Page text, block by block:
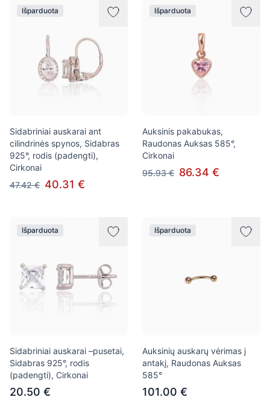
Išparduota
Sidabriniai auskarai ant
cilindrinės spynos, Sidabras
925°, rodis (padengti),
Cirkonai
47.42 € 40.31 €
Išparduota
Auksinis pakabukas,
Raudonas Auksas 585°,
Cirkonai
95.93 € 86.34 €
Išparduota
Sidabriniai auskarai –pusetai,
Sidabras 925°, rodis
(padengti), Cirkonai
20.50 €
Išparduota
Auksinių auskarų vėrimas į
antakį, Raudonas Auksas
585°
101.00 €